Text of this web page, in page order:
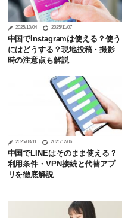
2025/10/04 2025/11/07
中国でInstagramは使える？使う
にはどうする？現地投稿・撮影
時の注意点も解説
2025/03/11 2025/12/06
中国でLINEはそのまま使える？
利用条件・VPN接続と代替アプ
リを徹底解説